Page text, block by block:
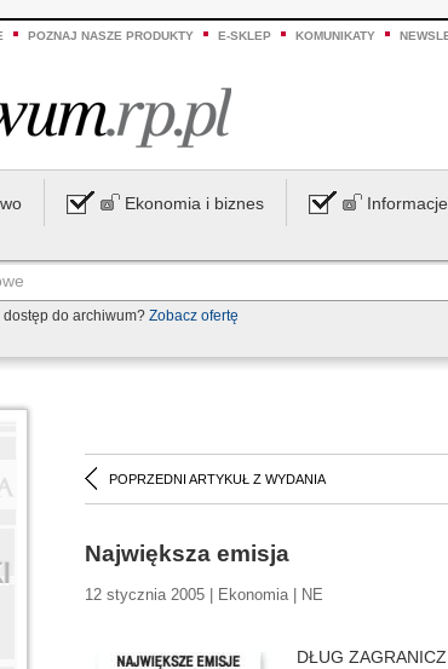
POZNAJ NASZE PRODUKTY E-SKLEP KOMUNIKATY
Ekonomia i biznes
do archiwum? Zobacz ofertę
POPRZEDNI ARTYKUŁ Z WYDANIA
Największa emisja
12 stycznia 2005 | Ekonomia | NE
DŁUG